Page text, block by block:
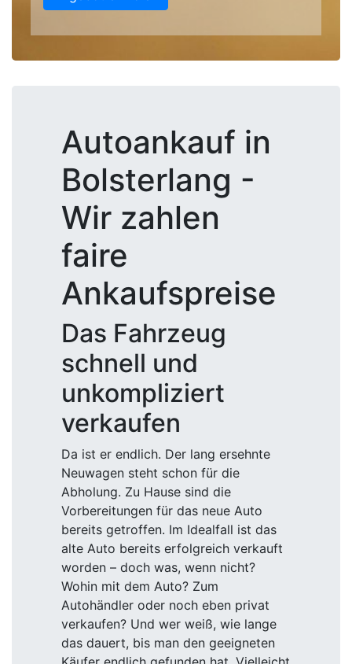
Autoankauf in
Bolsterlang -
Wir zahlen
faire
Ankaufspreise
Das Fahrzeug
schnell und
unkompliziert
verkaufen
Da ist er endlich. Der lang ersehnte
Neuwagen steht schon für die
Abholung. Zu Hause sind die
Vorbereitungen für das neue Auto
bereits getroffen. Im Idealfall ist das
alte Auto bereits erfolgreich verkauft
worden – doch was, wenn nicht?
Wohin mit dem Auto? Zum
Autohändler oder noch eben privat
verkaufen? Und wer weiß, wie lange
das dauert, bis man den geeigneten